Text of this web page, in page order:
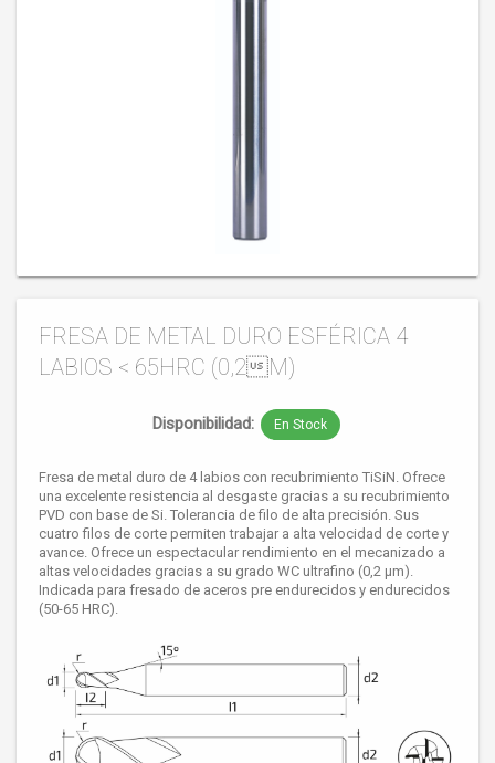
FRESA DE METAL DURO ESFÉRICA 4
LABIOS < 65HRC (0,2M)
Disponibilidad: En Stock
Fresa de metal duro de 4 labios con recubrimiento TiSiN. Ofrece
una excelente resistencia al desgaste gracias a su recubrimiento
PVD con base de Si. Tolerancia de filo de alta precisión. Sus
cuatro filos de corte permiten trabajar a alta velocidad de corte y
avance. Ofrece un espectacular rendimiento en el mecanizado a
altas velocidades gracias a su grado WC ultrafino (0,2 μm).
Indicada para fresado de aceros pre endurecidos y endurecidos
(50-65 HRC).